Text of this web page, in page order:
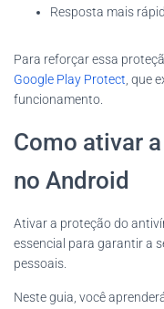
Resposta mais
Para reforçar essa
Google Play Protect , que
funcionamento.
Como ativar
no Android
Ativar a proteção do
essencial para garantir a
pessoais.
Neste guia, você